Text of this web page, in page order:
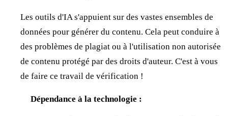
Les outils d'IA s'appuient sur des vastes ensembles de
données pour générer du contenu. Cela peut conduire à
des problèmes de plagiat ou à l'utilisation non autorisée
de contenu protégé par des droits d'auteur. C'est à vous
de faire ce travail de vérification !
Dépendance à la technologie :